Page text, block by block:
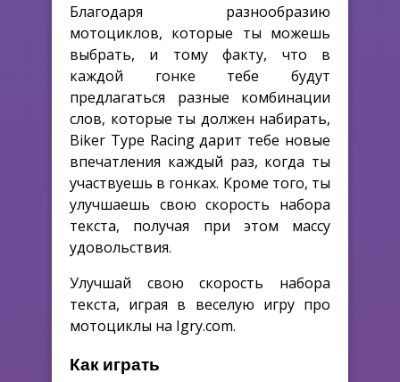
Благодаря разнообразию
мотоциклов, которые ты можешь
выбрать, и тому факту, что в
каждой гонке тебе будут
предлагаться разные комбинации
слов, которые ты должен набирать,
Biker Type Racing дарит тебе новые
впечатления каждый раз, когда ты
участвуешь в гонках. Кроме того, ты
улучшаешь свою скорость набора
текста, получая при этом массу
удовольствия.
Улучшай свою скорость набора
текста, играя в веселую игру про
мотоциклы на Igry.com.
Как играть